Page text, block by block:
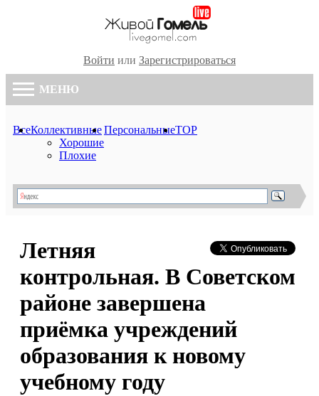
Войти или Зарегистрироваться
МЕНЮ
ВсеКоллективные
Хорошие
Плохие
ПерсональныеTOP
Летняя
контрольная. В Советском
районе завершена
приёмка учреждений
образования к новому
учебному году